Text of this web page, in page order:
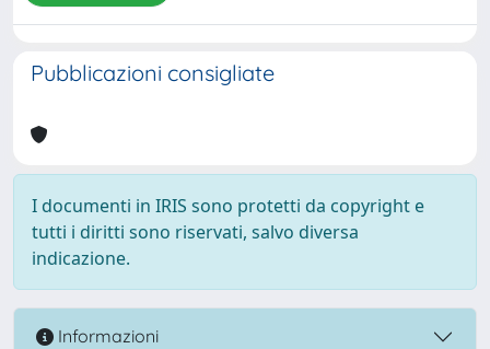
Pubblicazioni consigliate
I documenti in IRIS sono protetti da copyright e
tutti i diritti sono riservati, salvo diversa
indicazione.
Informazioni